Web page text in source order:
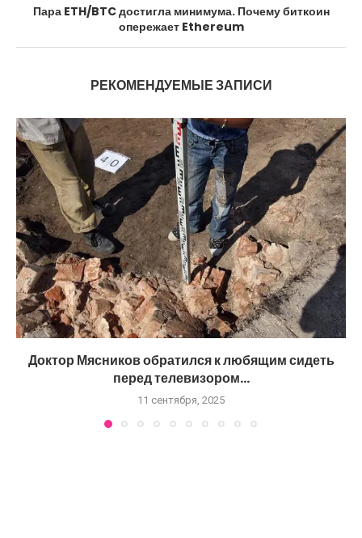
Пара ETH/BTC достигла минимума. Почему биткоин
опережает Ethereum
РЕКОМЕНДУЕМЫЕ ЗАПИСИ
Доктор Мясников обратился к любящим сидеть
перед телевизором...
11 сентября, 2025